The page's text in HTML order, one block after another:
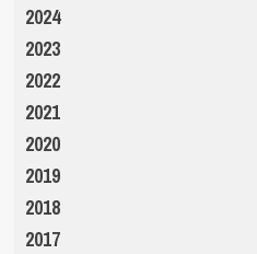
2024
2023
2022
2021
2020
2019
2018
2017